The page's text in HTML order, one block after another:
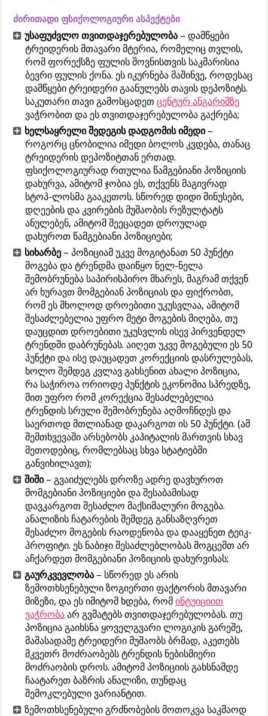
ძირითადი ფსიქოლოგიური ასპექტები
უსაფუძვლო თვითდაჯერებულობა – დამწყები
ტრეიდერის მთავარი მტერია, რომელიც თვლის,
რომ ფორექსზე ფულის შოვნისთვის საკმარისია
ბევრი ფულის ქონა. ეს იკურნება მაშინვე, როდესაც
დამწყები ტრეიდერი გაანულებს თავის დეპოზიტს.
საკუთარი თავი გამოსცადეთცენტურ ანგარიშზე
ვაჭრობით და ეს თვითდაჯერებულობა გაქრება;
ხელსაყრელი შედეგის დადგომის იმედი–
როგორც ცნობილია იმედი ბოლოს კვდება, თანაც
ტრეიდერის დეპოზიტთან ერთად.
ფსიქოლოგიურად რთულია წამგებიანი პოზიციის
დახურვა, ამიტომ ჯობია ეს, თქვენს მაგივრად
სტოპ-ლოსმა გააკეთოს. სწორედ დიდი მინუსები,
დღეების და კვირების მუშაობის რეზულტატს
ანულებენ, ამიტომ შეეცადეთ დროულად
დახუროთ წამგებიანი პოზიციები;
სიხარბე – პოზიციამ უკვე მოგიტანათ 50 პუნქტი
მოგება და ტრენდმა დაიწყო ნელ-ნელა
შემობრუნება საპირისპირო მხარეს, მაგრამ თქვენ
არ ხურავთ მომგებიან პოზიციას და ფიქრობთ,
რომ ეს მხოლოდ დროებითი უკუსვლაა, ამიტომ
შესაძლებელია უფრო მეტი მოგების მიღება, თუ
დაუცდით დროებითი უკუსვლის ისევ პირვენდელ
ტრენდში დაბრუნებას. აიღეთ უკვე მოგებული ეს 50
პუნქტი და ისე დაუცადეთ კორექციის დასრულებას,
ხოლო შემდეგ კვლავ გახსენით ახალი პოზიცია,
რა საჭიროა ორიოდე პუნქტის ეკონომია სპრედზე,
მით უფრო რომ კორექცია შესაძლებელია
ტრენდის სრული შემობრუნება აღმოჩნდეს და
საერთოდ მთლიანად დაკარგოთ ის 50 პუნქტი. (ამ
შემთხვევაში არსებობს კაპიტალის მართვის სხავ
მეთოდებიც, რომლებსაც სხვა სტატიებში
განვიხილავთ);
შიში– გვაიძულებს დროზე ადრე დავხუროთ
მომგებიანი პოზიციები და შესაბამისად
დავკარგოთ შესაძლო მაქსიმალური მოგება.
ანალიზის ჩატარების შემდეგ განსაზღვრეთ
შესაძლო მოგების რაოდენობა და დააყენეთ ტეიკ-
პროფიტი. ეს ნაბიჯი შესაძლებლობას მოგცემთ არ
აჩქარდეთ მომგებიანი პოზიციის დახურვისას;
გაურკვევლობა – სწორედ ეს არის
ზემოთხსენებული ზოგიერთი ფაქტორის მთავარი
მიზეზი, და ეს იმიტომ ხდება, რომინტუიციით
ვაჭრობა არ გვმატებს თვითდაჯერებულობას. თუ
პოზიცია გაიხსნა ყოველგვარი ლოგიკის გარეშე,
მაშასადამე ტრეიდერი მუშაობს ბრმად, აკეთებს
მკვეთრ მოძრაობებს ტრენდის ნებისმიერი
მოძრაობის დროს. ამიტომ პოზიციის გახსნამდე
ჩაატარეთ ბაზრის ანალიზი, თუნდაც
შემოკლებული ვარიანტით.
ზემოთხსენებული გრძნობების მოთოკვა საკმაოდ